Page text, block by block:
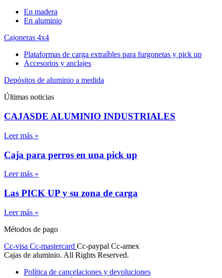
En madera
En aluminio
Cajoneras 4x4
Plataformas de carga extraíbles para furgonetas y pick up
Accesorios y anclajes
Depósitos de aluminio a medida
Últimas noticias
CAJASDE ALUMINIO INDUSTRIALES
Leer más »
Caja para perros en una pick up
Leer más »
Las PICK UP y su zona de carga
Leer más »
Métodos de pago
Cc-visa Cc-mastercard Cc-paypal Cc-amex
Cajas de aluminio. All Rights Reserved.
Política de cancelaciones y devoluciones